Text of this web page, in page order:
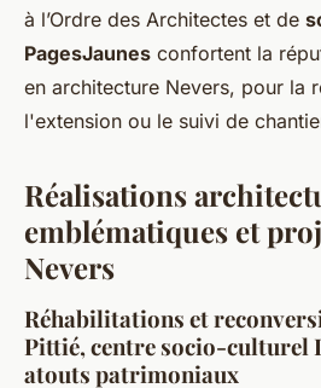
à l’Ordre des Architectes et de
PagesJaunes confortent la
en architecture Nevers, pour la
l'extension ou le suivi de
Réalisations
emblématiques et
Nevers
Réhabilitations et
Pittié, centre socio-culturel
atouts patrimoniaux